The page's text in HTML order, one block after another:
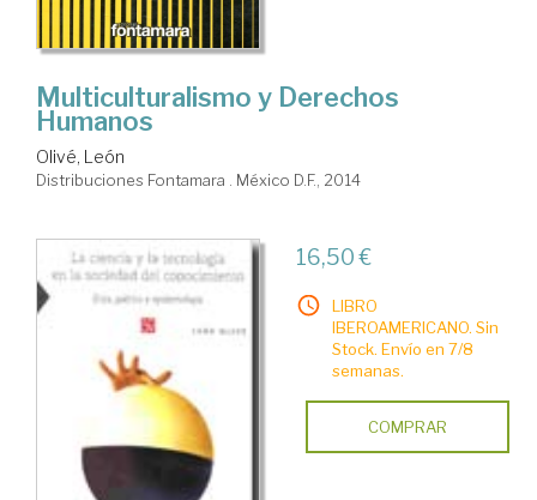
Multiculturalismo y Derechos
Humanos
Olivé, León
Distribuciones Fontamara . México D.F., 2014
16,50 €
LIBRO
IBEROAMERICANO. Sin
Stock. Envío en 7/8
semanas.
COMPRAR